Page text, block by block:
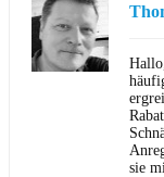
sie